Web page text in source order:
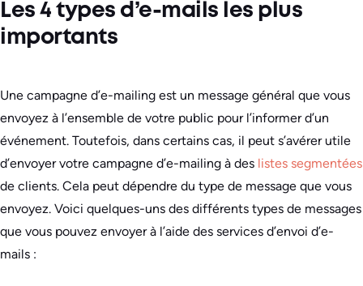
Les 4 types d’e-mails les plus
importants
Une campagne d’e-mailing est un message général que vous
envoyez à l’ensemble de votre public pour l’informer d’un
événement. Toutefois, dans certains cas, il peut s’avérer utile
d’envoyer votre campagne d’e-mailing à des listes segmentées
de clients. Cela peut dépendre du type de message que vous
envoyez. Voici quelques-uns des différents types de messages
que vous pouvez envoyer à l’aide des services d’envoi d’e-
mails :